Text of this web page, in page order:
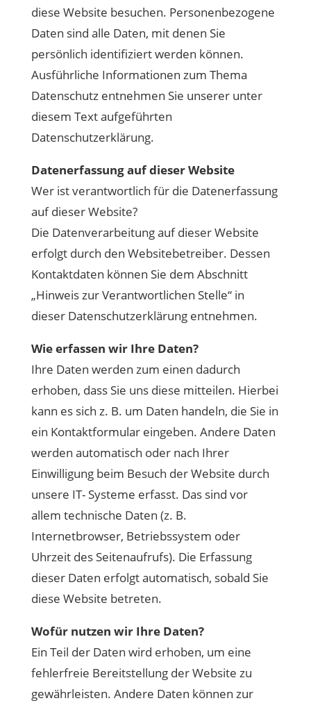
diese Website besuchen. Personenbezogene
Daten sind alle Daten, mit denen Sie
persönlich identifiziert werden können.
Ausführliche Informationen zum Thema
Datenschutz entnehmen Sie unserer unter
diesem Text aufgeführten
Datenschutzerklärung.
Datenerfassung auf dieser Website
Wer ist verantwortlich für die Datenerfassung
auf dieser Website?
Die Datenverarbeitung auf dieser Website
erfolgt durch den Websitebetreiber. Dessen
Kontaktdaten können Sie dem Abschnitt
„Hinweis zur Verantwortlichen Stelle“ in
dieser Datenschutzerklärung entnehmen.
Wie erfassen wir Ihre Daten?
Ihre Daten werden zum einen dadurch
erhoben, dass Sie uns diese mitteilen. Hierbei
kann es sich z. B. um Daten handeln, die Sie in
ein Kontaktformular eingeben. Andere Daten
werden automatisch oder nach Ihrer
Einwilligung beim Besuch der Website durch
unsere IT- Systeme erfasst. Das sind vor
allem technische Daten (z. B.
Internetbrowser, Betriebssystem oder
Uhrzeit des Seitenaufrufs). Die Erfassung
dieser Daten erfolgt automatisch, sobald Sie
diese Website betreten.
Wofür nutzen wir Ihre Daten?
Ein Teil der Daten wird erhoben, um eine
fehlerfreie Bereitstellung der Website zu
gewährleisten. Andere Daten können zur